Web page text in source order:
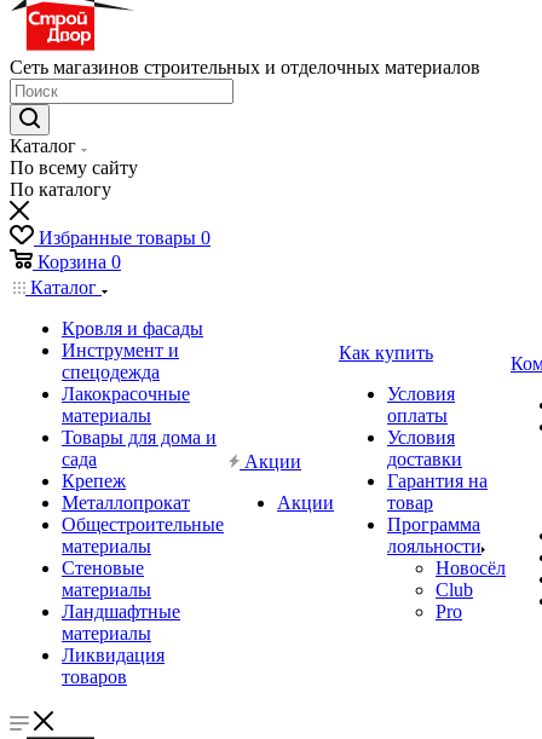
Сеть магазинов строительных и отделочных материалов
Каталог
По всему сайту
По каталогу
Избранные товары 0
Корзина 0
Каталог
Кровля и фасады
Инструмент и
спецодежда
Лакокрасочные
материалы
Товары для дома и
сада
Крепеж
Металлопрокат
Общестроительные
материалы
Стеновые
материалы
Ландшафтные
материалы
Ликвидация
товаров
Акции
Акции
Как купить
Условия
оплаты
Условия
доставки
Гарантия на
товар
Программа
лояльности
Новосёл
Club
Pro